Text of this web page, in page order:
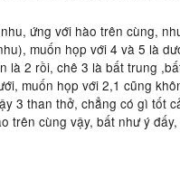
ứng với hào trên cùng,
muốn họp với 4 và 5 là
là 2 rồi, chê 3 là bất trung
muốn họp với 2,1 cũng
3 than thở, chẳng có gì tốt
trên cùng vậy, bất như ý